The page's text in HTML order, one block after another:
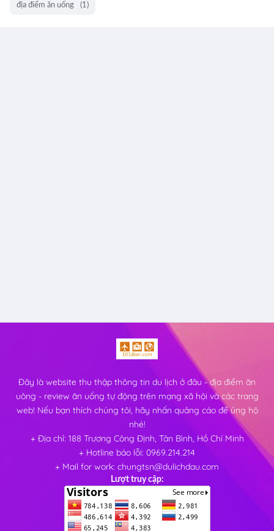
địa điểm ăn uống (1)
Đây là website thu thập thông tin du lịch ở đâu - địa điểm ăn
uông - review ăn uống tự động trên mạng xã hội và các trang
web! Nếu bạn thích chúng tôi, hãy nhấn quảng cáo để ủng hộ
nhé!
+ Địa chỉ: 188 Trương Công Định, Tân Bình, Hồ Chí Minh
+ Hotline báo lỗi: 0969.214.214
+ Mail for work: chungtsn@dulichdau.com
Lượt truy cập: